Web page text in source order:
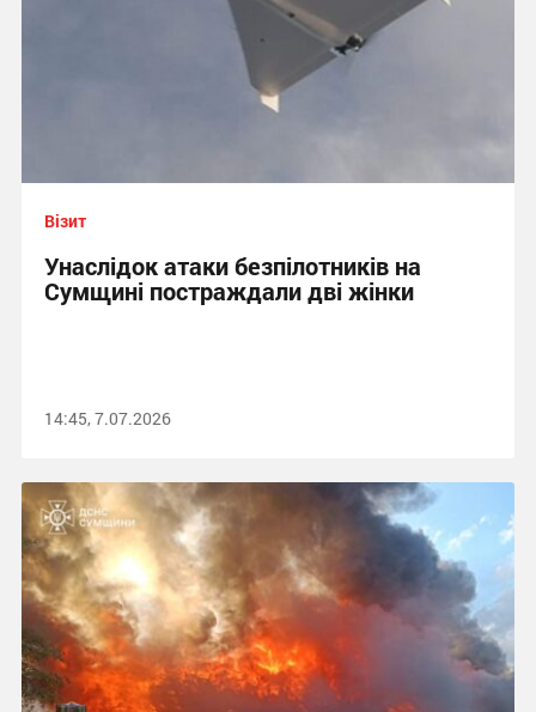
Візит
Унаслідок атаки безпілотників на
Сумщині постраждали дві жінки
14:45, 7.07.2026